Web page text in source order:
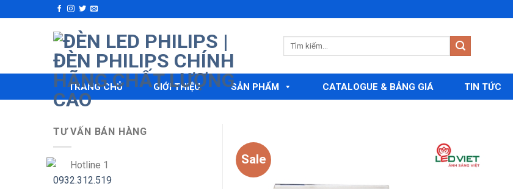
to
TRANG CHỦ GIỚI THIỆU SẢN PHẨM CATALOGUE & BẢNG GIÁ TIN TỨC
Sale
TƯ VẤN BÁN HÀNG
Hotline 1
0932.312.519